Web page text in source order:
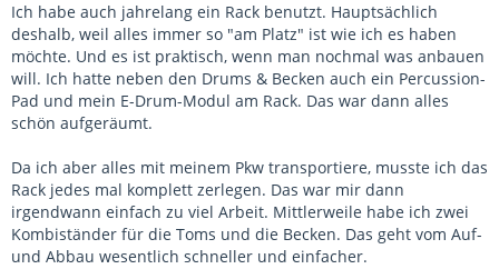
Ich habe auch jahrelang ein Rack benutzt. Hauptsächlich
deshalb, weil alles immer so "am Platz" ist wie ich es haben
möchte. Und es ist praktisch, wenn man nochmal was anbauen
will. Ich hatte neben den Drums & Becken auch ein Percussion-
Pad und mein E-Drum-Modul am Rack. Das war dann alles
schön aufgeräumt.
Da ich aber alles mit meinem Pkw transportiere, musste ich das
Rack jedes mal komplett zerlegen. Das war mir dann
irgendwann einfach zu viel Arbeit. Mittlerweile habe ich zwei
Kombiständer für die Toms und die Becken. Das geht vom Auf-
und Abbau wesentlich schneller und einfacher.